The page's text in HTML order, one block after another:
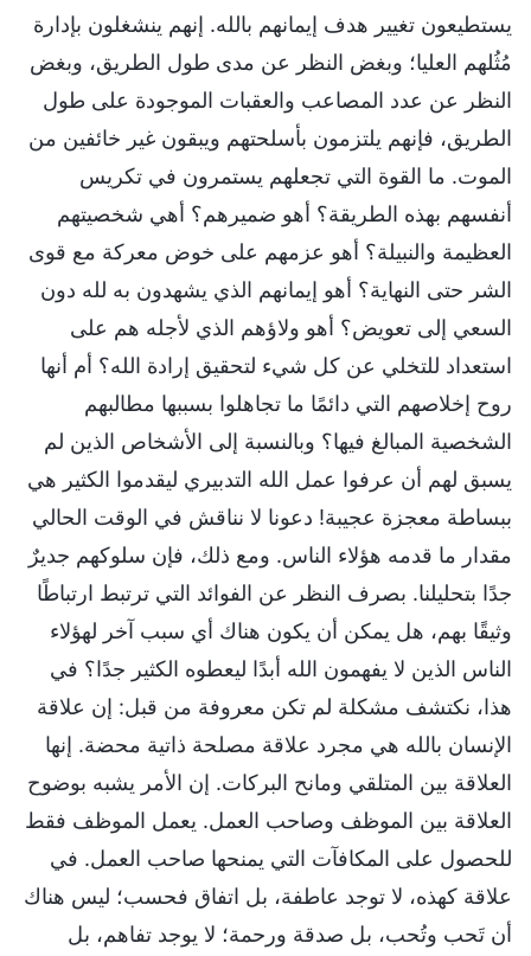
يستطيعون تغيير هدف إيمانهم بالله. إنهم ينشغلون بإدارة
مُثُلهم العليا؛ وبغض النظر عن مدى طول الطريق، وبغض
النظر عن عدد المصاعب والعقبات الموجودة على طول
الطريق، فإنهم يلتزمون بأسلحتهم ويبقون غير خائفين من
الموت. ما القوة التي تجعلهم يستمرون في تكريس
أنفسهم بهذه الطريقة؟ أهو ضميرهم؟ أهي شخصيتهم
العظيمة والنبيلة؟ أهو عزمهم على خوض معركة مع قوى
الشر حتى النهاية؟ أهو إيمانهم الذي يشهدون به لله دون
السعي إلى تعويض؟ أهو ولاؤهم الذي لأجله هم على
استعداد للتخلي عن كل شيء لتحقيق إرادة الله؟ أم أنها
روح إخلاصهم التي دائمًا ما تجاهلوا بسببها مطالبهم
الشخصية المبالغ فيها؟ وبالنسبة إلى الأشخاص الذين لم
يسبق لهم أن عرفوا عمل الله التدبيري ليقدموا الكثير هي
ببساطة معجزة عجيبة! دعونا لا نناقش في الوقت الحالي
مقدار ما قدمه هؤلاء الناس. ومع ذلك، فإن سلوكهم جديرٌ
جدًا بتحليلنا. بصرف النظر عن الفوائد التي ترتبط ارتباطًا
وثيقًا بهم، هل يمكن أن يكون هناك أي سبب آخر لهؤلاء
الناس الذين لا يفهمون الله أبدًا ليعطوه الكثير جدًا؟ في
هذا، نكتشف مشكلة لم تكن معروفة من قبل: إن علاقة
الإنسان بالله هي مجرد علاقة مصلحة ذاتية محضة. إنها
العلاقة بين المتلقي ومانح البركات. إن الأمر يشبه بوضوح
العلاقة بين الموظف وصاحب العمل. يعمل الموظف فقط
للحصول على المكافآت التي يمنحها صاحب العمل. في
علاقة كهذه، لا توجد عاطفة، بل اتفاق فحسب؛ ليس هناك
أن تَحب وتُحب، بل صدقة ورحمة؛ لا يوجد تفاهم، بل